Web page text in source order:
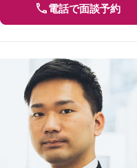
電話で面談予約